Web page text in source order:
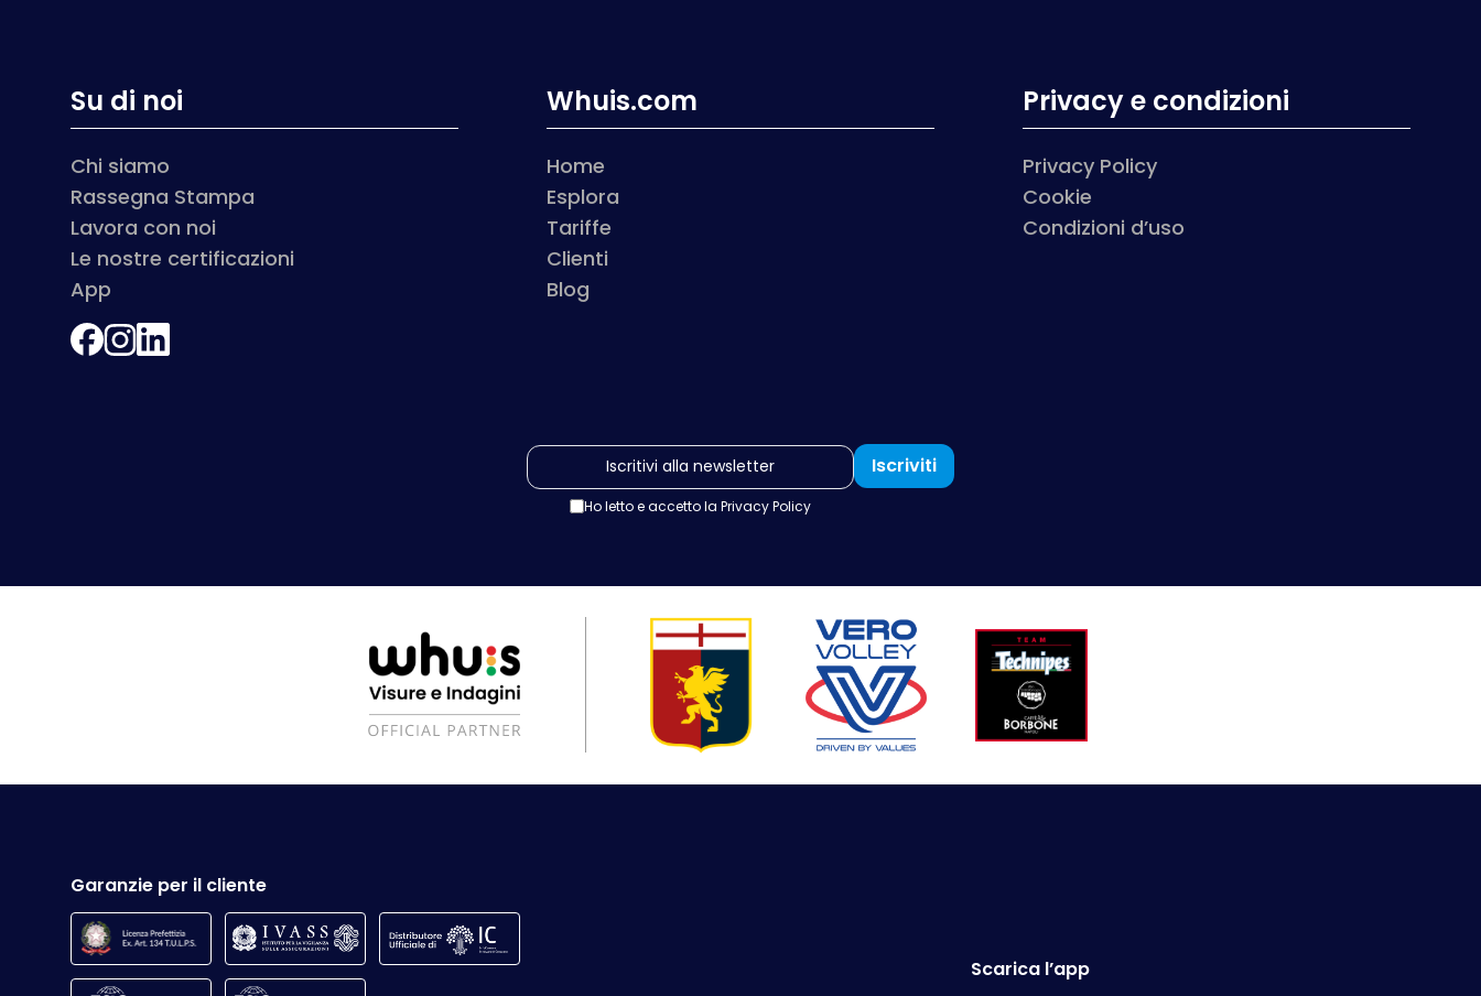
Su di noi
Chi siamo
Rassegna Stampa
Lavora con noi
Le nostre certificazioni
App
Whuis.com
Home
Esplora
Tariffe
Clienti
Blog
Privacy e condizioni
Privacy Policy
Cookie
Condizioni d’uso
Ho letto e accetto la Privacy Policy
Iscriviti
Garanzie per il cliente
Scarica l’app